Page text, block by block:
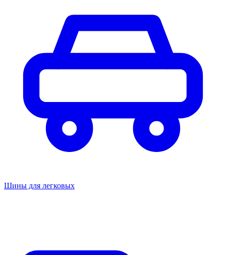
Шины для легковых